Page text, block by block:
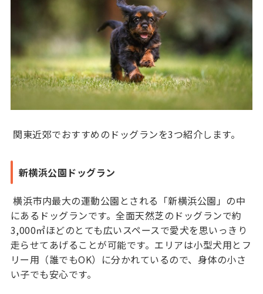
関東近郊でおすすめのドッグランを3つ紹介します。
新横浜公園ドッグラン
横浜市内最大の運動公園とされる「新横浜公園」の中
にあるドッグランです。全面天然芝のドッグランで約
3,000㎡ほどのとても広いスペースで愛犬を思いっきり
走らせてあげることが可能です。エリアは小型犬用とフ
リー用（誰でもOK）に分かれているので、身体の小さ
い子でも安心です。